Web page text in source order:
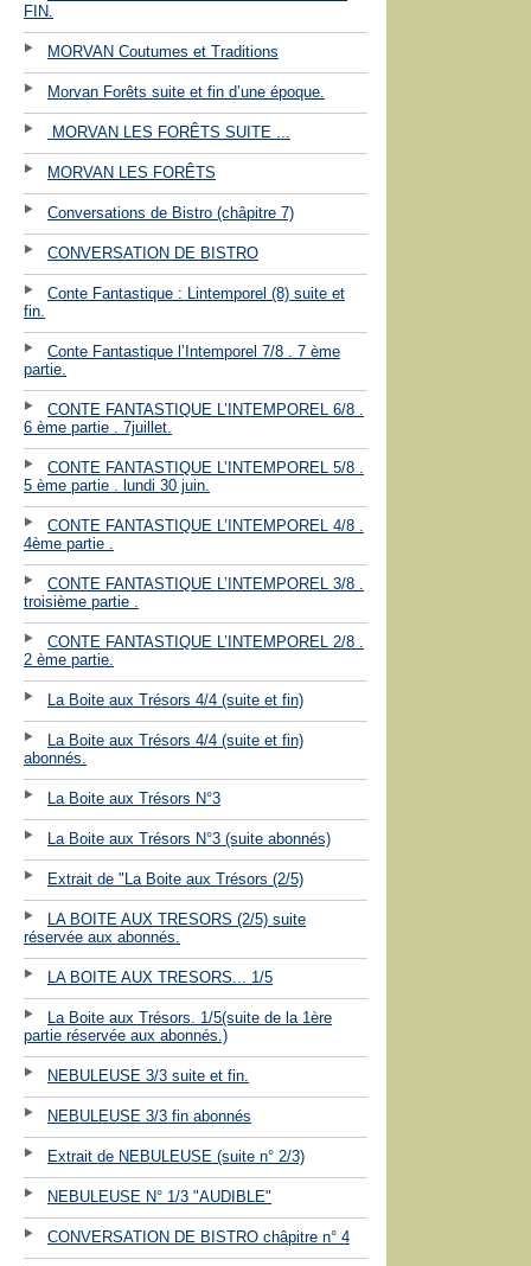
FIN.
MORVAN Coutumes et Traditions
Morvan Forêts suite et fin d’une époque.
MORVAN LES FORÊTS SUITE ...
MORVAN LES FORÊTS
Conversations de Bistro (châpitre 7)
CONVERSATION DE BISTRO
Conte Fantastique : Lintemporel (8) suite et
fin.
Conte Fantastique l’Intemporel 7/8 . 7 ème
partie.
CONTE FANTASTIQUE L’INTEMPOREL 6/8 .
6 ème partie . 7juillet.
CONTE FANTASTIQUE L’INTEMPOREL 5/8 .
5 ème partie . lundi 30 juin.
CONTE FANTASTIQUE L’INTEMPOREL 4/8 .
4ème partie .
CONTE FANTASTIQUE L’INTEMPOREL 3/8 .
troisième partie .
CONTE FANTASTIQUE L’INTEMPOREL 2/8 .
2 ème partie.
La Boite aux Trésors 4/4 (suite et fin)
La Boite aux Trésors 4/4 (suite et fin)
abonnés.
La Boite aux Trésors N°3
La Boite aux Trésors N°3 (suite abonnés)
Extrait de "La Boite aux Trésors (2/5)
LA BOITE AUX TRESORS (2/5) suite
réservée aux abonnés.
LA BOITE AUX TRESORS... 1/5
La Boite aux Trésors. 1/5(suite de la 1ère
partie réservée aux abonnés.)
NEBULEUSE 3/3 suite et fin.
NEBULEUSE 3/3 fin abonnés
Extrait de NEBULEUSE (suite n° 2/3)
NEBULEUSE N° 1/3 "AUDIBLE"
CONVERSATION DE BISTRO châpitre n° 4